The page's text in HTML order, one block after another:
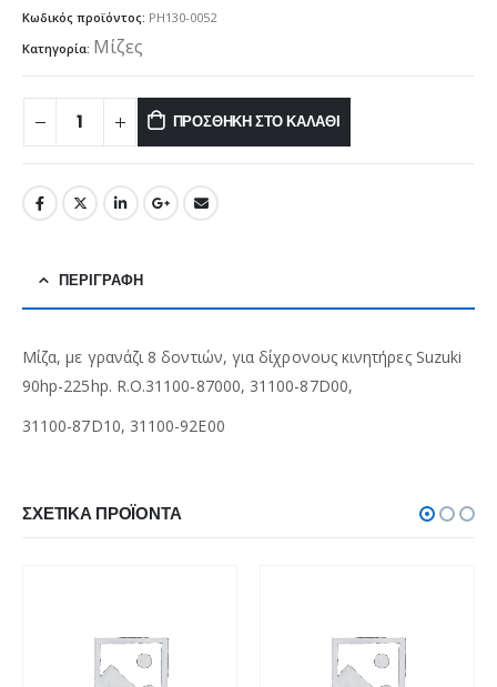
Κωδικός προϊόντος: PH130-0052
Κατηγορία: Μίζες
ΠΡΟΣΘΉΚΗ ΣΤΟ ΚΑΛΆΘΙ
ΠΕΡΙΓΡΑΦΉ
Μίζα, με γρανάζι 8 δοντιών, για δίχρονους κινητήρες Suzuki
90hp-225hp. R.O.31100-87000, 31100-87D00,
31100-87D10, 31100-92E00
ΣΧΕΤΙΚΆ ΠΡΟΪΌΝΤΑ